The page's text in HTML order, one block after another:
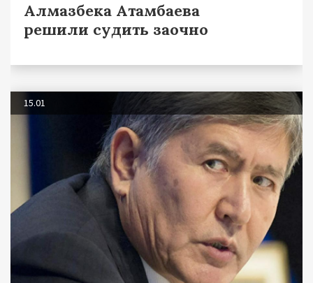
Алмазбека Атамбаева
решили судить заочно
15.01